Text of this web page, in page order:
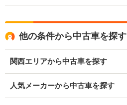
他の条件から中古車を探す
関西エリアから中古車を探す
人気メーカーから中古車を探す